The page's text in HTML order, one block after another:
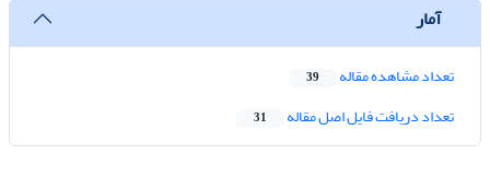
آمار
تعداد مشاهده مقاله 39
تعداد دریافت فایل اصل مقاله 31